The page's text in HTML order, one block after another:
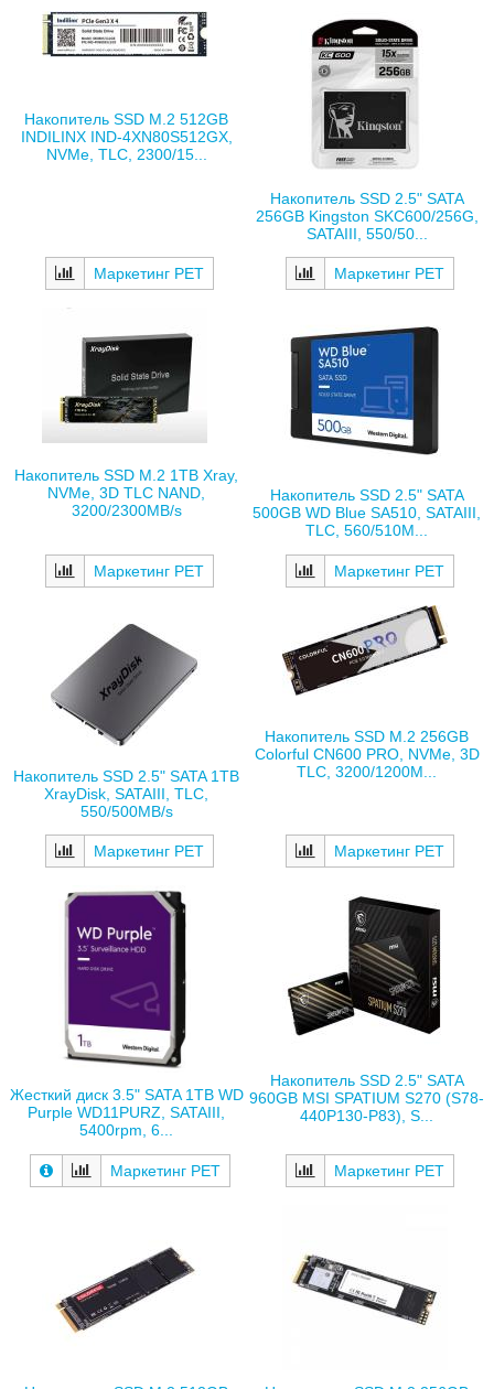
Накопитель SSD M.2 512GB
INDILINX IND-4XN80S512GX,
NVMe, TLC, 2300/15...
Маркетинг РЕТ
Накопитель SSD 2.5" SATA
256GB Kingston SKC600/256G,
SATAIII, 550/50...
Маркетинг РЕТ
Накопитель SSD M.2 1TB Xray,
NVMe, 3D TLC NAND,
3200/2300MB/s
Маркетинг РЕТ
Накопитель SSD 2.5" SATA
500GB WD Blue SA510, SATAIII,
TLC, 560/510M...
Маркетинг РЕТ
Накопитель SSD 2.5" SATA 1TB
XrayDisk, SATAIII, TLC,
550/500MB/s
Маркетинг РЕТ
Накопитель SSD M.2 256GB
Colorful CN600 PRO, NVMe, 3D
TLC, 3200/1200M...
Маркетинг РЕТ
Жесткий диск 3.5" SATA 1TB WD
Purple WD11PURZ, SATAIII,
5400rpm, 6...
Маркетинг РЕТ
Накопитель SSD 2.5" SATA
960GB MSI SPATIUM S270 (S78-
440P130-P83), S...
Маркетинг РЕТ